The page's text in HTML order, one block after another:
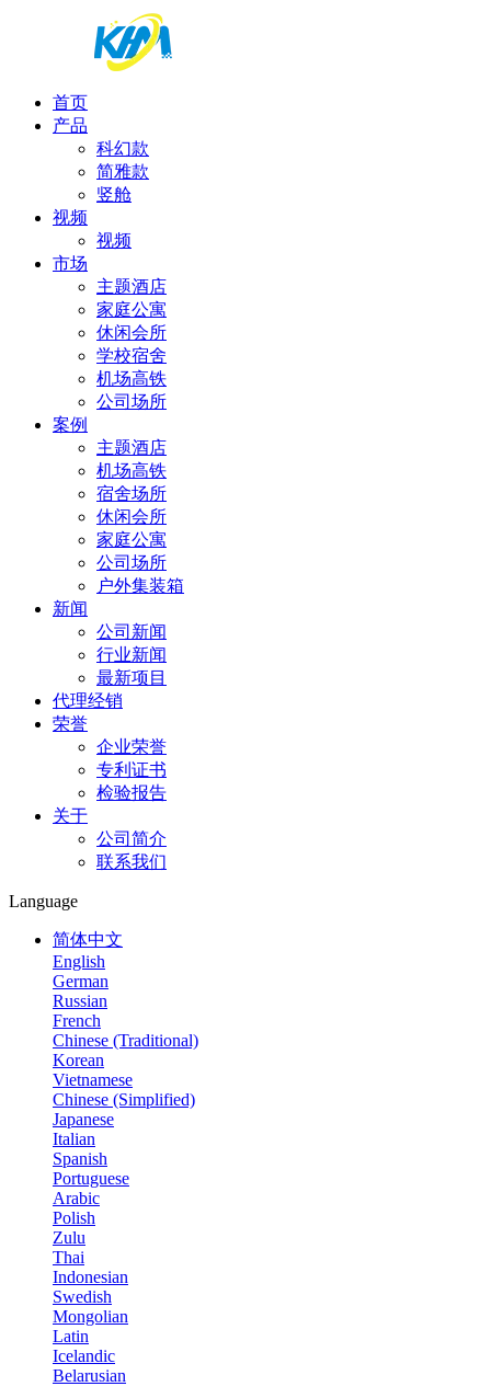
首页
产品
科幻款
简雅款
竖舱
视频
视频
市场
主题酒店
家庭公寓
休闲会所
学校宿舍
机场高铁
公司场所
案例
主题酒店
机场高铁
宿舍场所
休闲会所
家庭公寓
公司场所
户外集装箱
新闻
公司新闻
行业新闻
最新项目
代理经销
荣誉
企业荣誉
专利证书
检验报告
关于
公司简介
联系我们
Language
简体中文
English
German
Russian
French
Chinese (Traditional)
Korean
Vietnamese
Chinese (Simplified)
Japanese
Italian
Spanish
Portuguese
Arabic
Polish
Zulu
Thai
Indonesian
Swedish
Mongolian
Latin
Icelandic
Belarusian